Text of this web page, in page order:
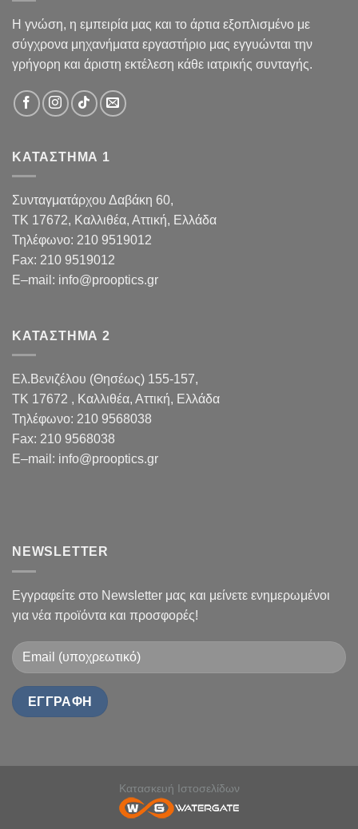
Η γνώση, η εμπειρία μας και το άρτια εξοπλισμένο με
σύγχρονα μηχανήματα εργαστήριο μας εγγυώνται την
γρήγορη και άριστη εκτέλεση κάθε ιατρικής συνταγής.
ΚΑΤΑΣΤΗΜΑ 1
Συνταγματάρχου Δαβάκη 60,
TK 17672, Καλλιθέα, Αττική, Ελλάδα
Τηλέφωνο: 210 9519012
Fax: 210 9519012
E–mail : info@prooptics.gr
ΚΑΤΑΣΤΗΜΑ 2
Ελ.Βενιζέλου (Θησέως) 155-157,
TK 17672 , Καλλιθέα, Αττική, Ελλάδα
Τηλέφωνο: 210 9568038
Fax: 210 9568038
E–mail : info@prooptics.gr
NEWSLETTER
Εγγραφείτε στο Newsletter μας και μείνετε ενημερωμένοι
για νέα προϊόντα και προσφορές!
Κατασκευή Ιστοσελίδων